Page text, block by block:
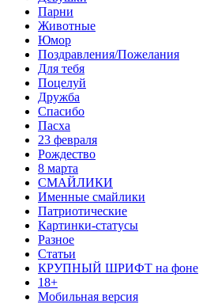
Парни
Животные
Юмор
Поздравления/Пожелания
Для тебя
Поцелуй
Дружба
Спасибо
Пасха
23 февраля
Рождество
8 марта
СМАЙЛИКИ
Именные смайлики
Патриотические
Картинки-статусы
Разное
Cтатьи
КРУПНЫЙ ШРИФТ на фоне
18+
Мобильная версия